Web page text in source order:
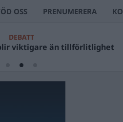
OSS PRENUMERERA
DEBATT
viktigare än tillförlitlighet